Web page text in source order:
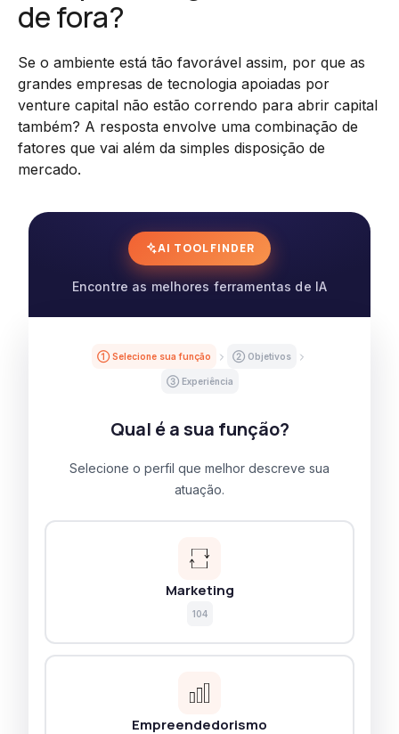
de fora?
Se o ambiente está tão favorável assim, por que as
grandes empresas de tecnologia apoiadas por
venture capital não estão correndo para abrir capital
também? A resposta envolve uma combinação de
fatores que vai além da simples disposição de
mercado.
AI TOOL FINDER
Encontre as melhores ferramentas de IA
① Selecione sua função ② Objetivos
③ Experiência
Qual é a sua função?
Selecione o perfil que melhor descreve sua
atuação.
Marketing
104
Empreendedorismo